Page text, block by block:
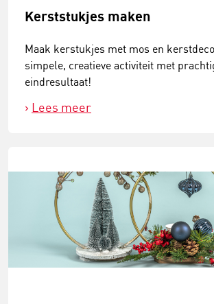
Kerststukjes maken
Maak kerstukjes met mos en
simpele, creatieve activiteit met
eindresultaat!
Lees meer